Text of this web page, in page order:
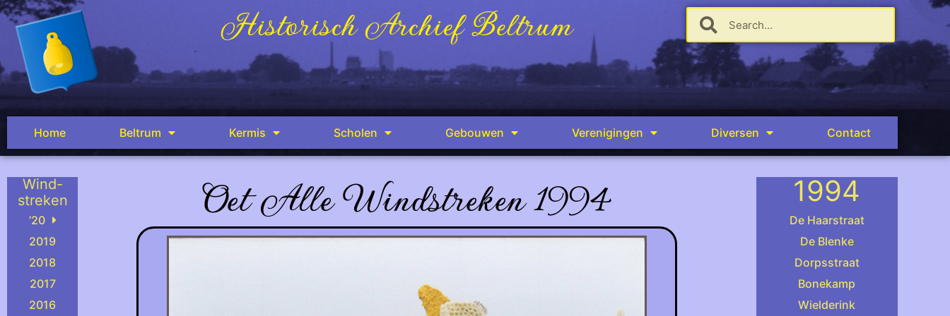
Historisch Archief Beltrum
Home Beltrum Kermis Scholen Gebouwen Verenigingen Diversen Contact
Wind-
streken
’20
2019
2018
2017
2016
Oet Alle Windstreken 1994 1994
De Haarstraat
De Blenke
Dorpsstraat
Bonekamp
Wielderink